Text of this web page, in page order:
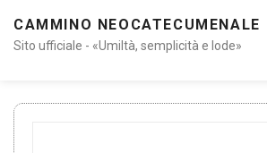
CAMMINO NEOCATECUMENALE
Sito ufficiale - «Umiltà, semplicità e lode»